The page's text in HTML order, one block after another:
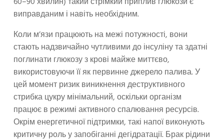
виправданим і навіть необхідним.
Коли м’язи працюють на межі потужності, вони
стають надзвичайно чутливими до інсуліну та здатні
поглинати глюкозу з крові майже миттєво,
використовуючи її як первинне джерело палива. У
цей момент ризик виникнення деструктивного
стрибка цукру мінімальний, оскільки організм
працює в режимі активного спалювання ресурсів.
Окрім енергетичної підтримки, такі напої виконують
критичну роль у запобіганні дегідратації. Брак рідини